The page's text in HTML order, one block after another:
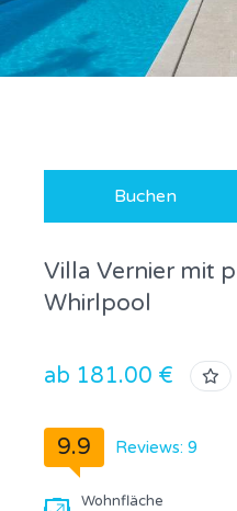
Buchen
Villa Vernier mit
Whirlpool
ab 181.00 €
9.9 Reviews: 9
Wohnfläche